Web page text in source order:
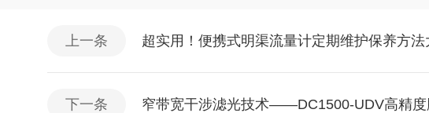
上一条 超实用！便携式明渠流量计定期维护保养方法
下一条 窄带宽干涉滤光技术——DC1500-UDV高精度